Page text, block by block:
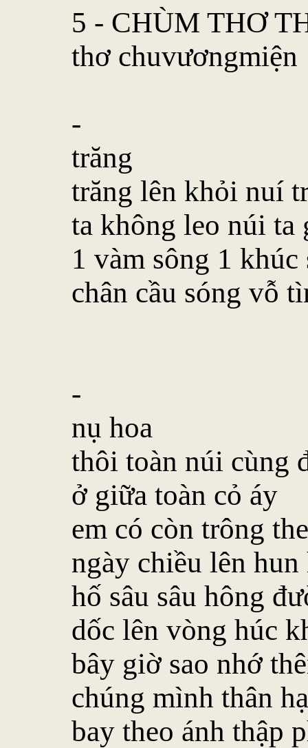
5 - CHÙM THƠ
thơ chuvươngmiện
-
trăng
trăng lên khỏi nuí
ta không leo núi ta
1 vàm sông 1 khúc
chân cầu sóng vỗ
-
nụ hoa
thôi toàn núi cùng
ở giữa toàn cỏ áy
em có còn trông
ngày chiều lên hun
hố sâu sâu hông
dốc lên vòng húc
bây giờ sao nhớ
chúng mình thân
bay theo ánh thập